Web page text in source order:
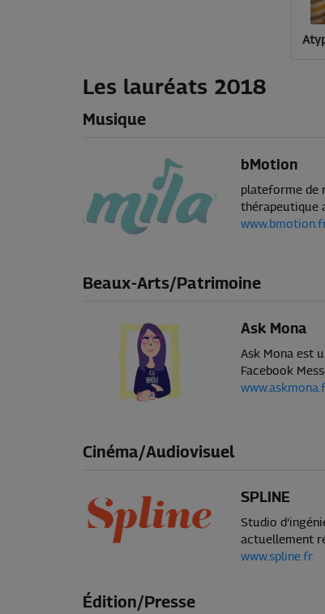
Les lauréats 2018
Musique
bMotion
plateforme de
thérapeutique
Beaux-Arts/Patrimoine
Ask Mona
Ask Mona est
Facebook
Cinéma/Audiovisuel
SPLINE
Studio
actuellement
www.spline.fr
Édition/Presse